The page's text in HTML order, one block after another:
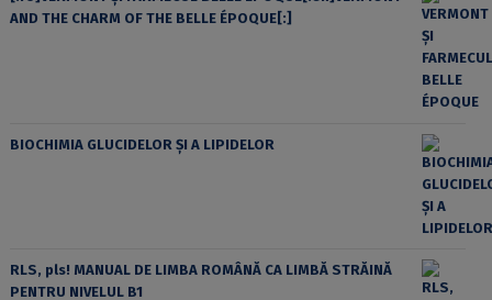
AND THE CHARM OF THE BELLE ÉPOQUE[:]
BIOCHIMIA GLUCIDELOR ȘI A LIPIDELOR
RLS, pls! MANUAL DE LIMBA ROMÂNĂ CA LIMBĂ STRĂINĂ
PENTRU NIVELUL B1